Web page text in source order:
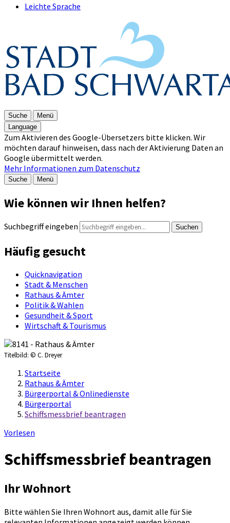
Leichte Sprache
Suche
Menü
Language
Zum Aktivieren des Google-Übersetzers bitte klicken. Wir
möchten darauf hinweisen, dass nach der Aktivierung Daten an
Google übermittelt werden.
Mehr Informationen zum Datenschutz
Suche Menü
Wie können wir Ihnen helfen?
Suchbegriff eingeben Suchen
Häufig gesucht
Quicknavigation
Stadt & Menschen
Rathaus & Ämter
Politik & Wahlen
Gesundheit & Sport
Wirtschaft & Tourismus
Titelbild: © C. Dreyer
Startseite
Rathaus & Ämter
Bürgerportal & Onlinedienste
Bürgerportal
Schiffsmessbrief beantragen
Vorlesen
Schiffsmessbrief beantragen
Ihr Wohnort
Bitte wählen Sie Ihren Wohnort aus, damit alle für Sie